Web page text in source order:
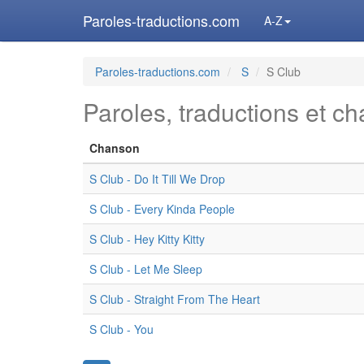
Paroles-traductions.com A-Z
Paroles-traductions.com S S Club
Paroles, traductions et
Chanson
S Club - Do It Till We Drop
S Club - Every Kinda People
S Club - Hey Kitty Kitty
S Club - Let Me Sleep
S Club - Straight From The Heart
S Club - You